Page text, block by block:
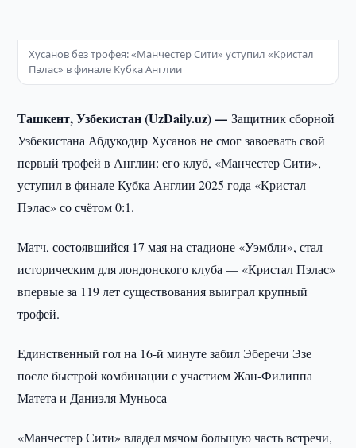
Хусанов без трофея: «Манчестер Сити» уступил «Кристал
Пэлас» в финале Кубка Англии
Ташкент, Узбекистан (UzDaily.uz) —Защитник сборной
Узбекистана Абдукодир Хусанов не смог завоевать свой
первый трофей в Англии: его клуб, «Манчестер Сити»,
уступил в финале Кубка Англии 2025 года «Кристал
Пэлас» со счётом 0:1.
Матч, состоявшийся 17 мая на стадионе «Уэмбли», стал
историческим для лондонского клуба — «Кристал Пэлас»
впервые за 119 лет существования выиграл крупный
трофей.
Единственный гол на 16-й минуте забил Эберечи Эзе
после быстрой комбинации с участием Жан-Филиппа
Матета и Даниэля Муньоса
«Манчестер Сити» владел мячом большую часть встречи,